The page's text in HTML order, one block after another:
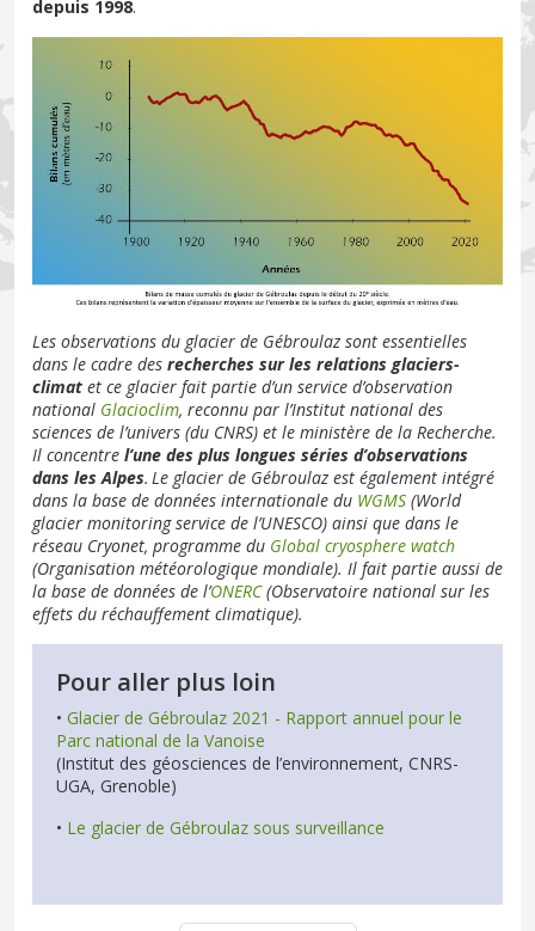
depuis 1998.
Les observations du glacier de Gébroulaz sont essentielles
dans le cadre des recherches sur les relations glaciers-
climat et ce glacier fait partie d’un service d’observation
national Glacioclim, reconnu par l’Institut national des
sciences de l’univers (du CNRS) et le ministère de la Recherche.
Il concentre l’une des plus longues séries d’observations
dans les Alpes. Le glacier de Gébroulaz est également intégré
dans la base de données internationale du WGMS (World
glacier monitoring service de l’UNESCO) ainsi que dans le
réseau Cryonet, programme du Global cryosphere watch
(Organisation météorologique mondiale). Il fait partie aussi de
la base de données de l’ONERC(Observatoire national sur les
effets du réchauffement climatique).
Pour aller plus loin
• Glacier de Gébroulaz 2021 - Rapport annuel pour le
Parc national de la Vanoise
(Institut des géosciences de l’environnement, CNRS-
UGA, Grenoble)
• Le glacier de Gébroulaz sous surveillance